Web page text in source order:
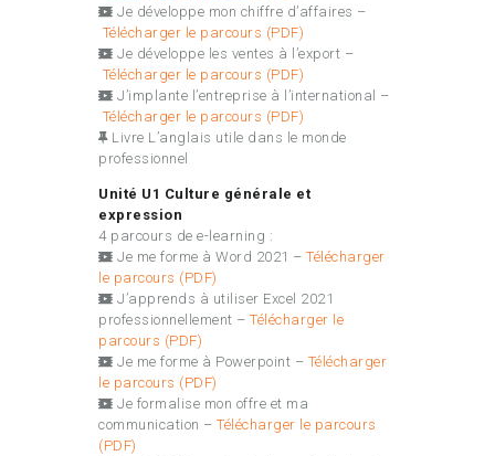
Je développe mon chiffre d’affaires –
Télécharger le parcours (PDF)
Je développe les ventes à l’export –
Télécharger le parcours (PDF)
J’implante l’entreprise à l’international –
Télécharger le parcours (PDF)
Livre L’anglais utile dans le monde
professionnel
Unité U1 Culture générale et
expression
4 parcours de e-learning :
Je me forme à Word 2021 – Télécharger
le parcours (PDF)
J’apprends à utiliser Excel 2021
professionnellement – Télécharger le
parcours (PDF)
Je me forme à Powerpoint – Télécharger
le parcours (PDF)
Je formalise mon offre et ma
communication – Télécharger le parcours
(PDF)